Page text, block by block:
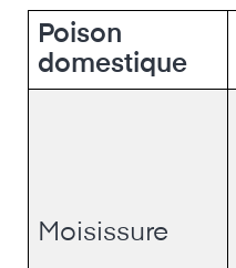
Poison
domestique
Moisissure